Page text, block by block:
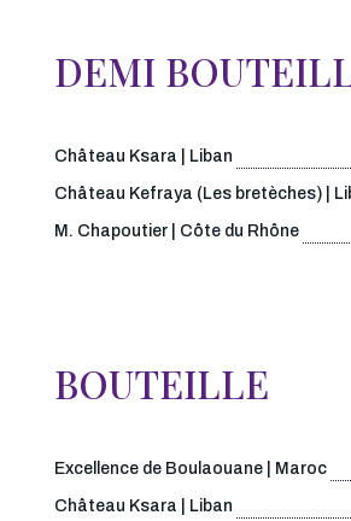
DEMI
Château Ksara | Liban
Château Kefraya (Les bretèches) |
M. Chapoutier | Côte du Rhône
BOUTEILLE
Excellence de Boulaouane | Maroc
Château Ksara | Liban